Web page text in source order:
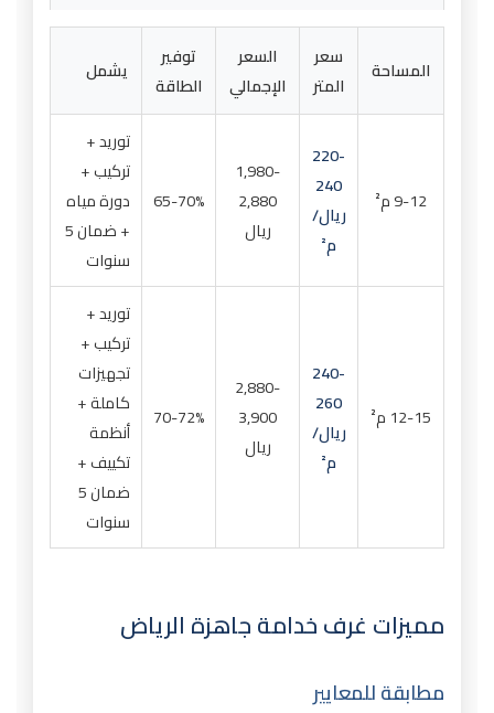
المساحة
سعر
المتر
السعر
الإجمالي
توفير
الطاقة
يشمل
9-12 م²
220-
240
ريال/
م²
1,980-
2,880
ريال
65-70%
توريد +
تركيب +
دورة مياه
+ ضمان 5
سنوات
12-15 م²
240-
260
ريال/
م²
2,880-
3,900
ريال
70-72%
توريد +
تركيب +
تجهيزات
كاملة +
أنظمة
تكييف +
ضمان 5
سنوات
مميزات غرف خدامة جاهزة الرياض
مطابقة للمعايير